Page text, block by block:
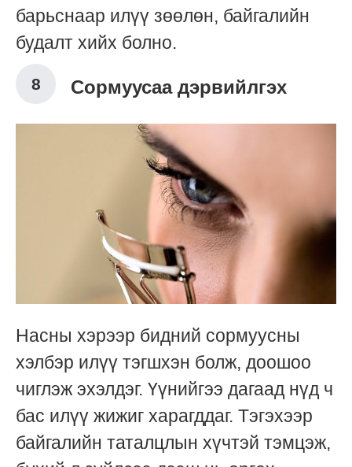
барьснаар илүү зөөлөн, байгалийн
будалт хийх болно.
Сормуусаа дэрвийлгэх
Насны хэрээр бидний сормуусны
хэлбэр илүү тэгшхэн болж, доошоо
чиглэж эхэлдэг. Үүнийгээ дагаад нүд ч
бас илүү жижиг харагддаг. Тэгэхээр
байгалийн таталцлын хүчтэй тэмцэж,